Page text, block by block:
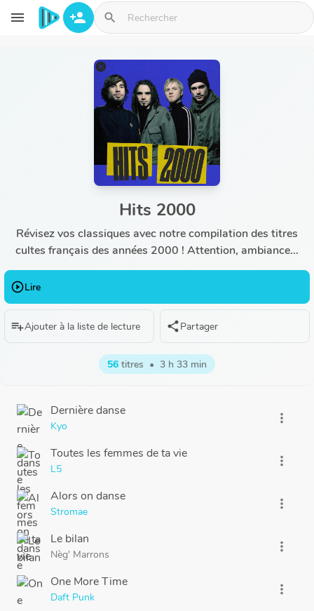
Aller au contenu principal
menu person_add search
Hits 2000
Révisez vos classiques avec notre compilation des titres
cultes français des années 2000 ! Attention, ambiance...
play_circle_outlineLire
playlist_addAjouter à la liste de lecture sharePartager
56 titres • 3 h 33 min
Dernière danse
Kyo
more_vert
Toutes les femmes de ta vie
L5
more_vert
Alors on danse
Stromae
more_vert
Le bilan
Nèg' Marrons
more_vert
One More Time
Daft Punk
more_vert